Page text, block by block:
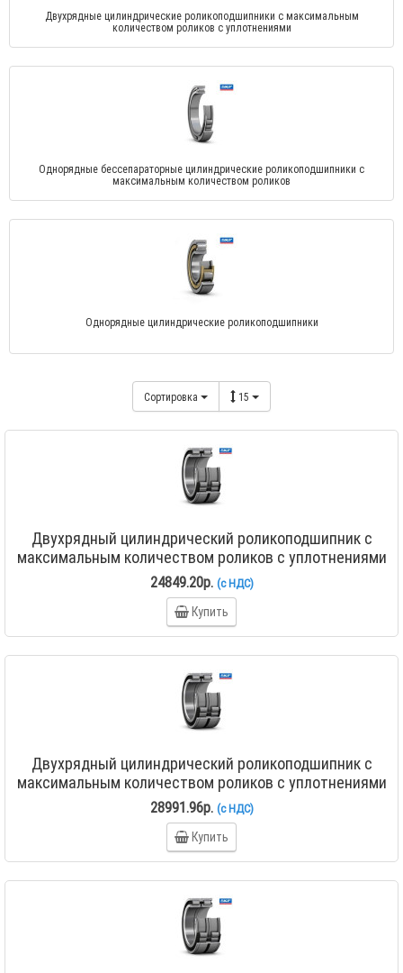
Двухрядные цилиндрические роликоподшипники с максимальным
количеством роликов с уплотнениями
Однорядные бессепараторные цилиндрические роликоподшипники с
максимальным количеством роликов
Однорядные цилиндрические роликоподшипники
Сортировка 15
Двухрядный цилиндрический роликоподшипник с
максимальным количеством роликов с уплотнениями
NNF 5016 ADA-2LSV
24849.20р. (с НДС)
Купить
Двухрядный цилиндрический роликоподшипник с
максимальным количеством роликов с уплотнениями
NNF 5017 ADA-2LSV
28991.96р. (с НДС)
Купить